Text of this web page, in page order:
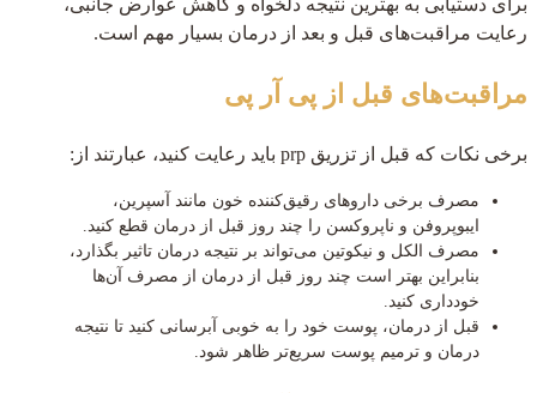
برای دستیابی به بهترین نتیجه دلخواه و کاهش عوارض جانبی،
رعایت مراقبت‌های قبل و بعد از درمان بسیار مهم است.
مراقبت‌های قبل از پی آر پی
برخی نکات که قبل از تزریق prp باید رعایت کنید، عبارتند از:
مصرف برخی داروهای رقیق‌کننده خون مانند آسپرین،
ایبوپروفن و ناپروکسن را چند روز قبل از درمان قطع کنید.
مصرف الکل و نیکوتین می‌تواند بر نتیجه درمان تاثیر بگذارد،
بنابراین بهتر است چند روز قبل از درمان از مصرف آن‌ها
خودداری کنید.
قبل از درمان، پوست خود را به خوبی آبرسانی کنید تا نتیجه
درمان و ترمیم پوست سریع‌تر ظاهر شود.